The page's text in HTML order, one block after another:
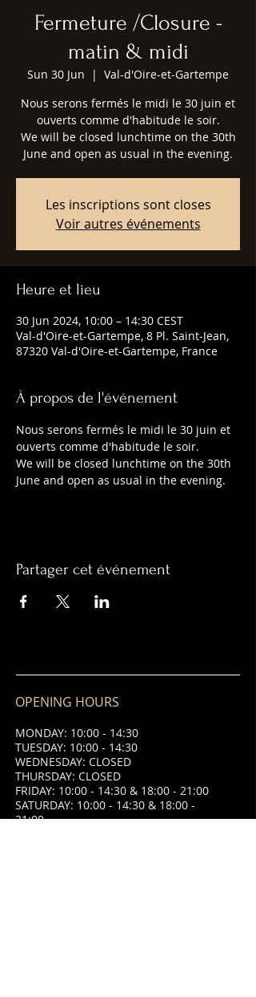
Fermeture /Closure -
matin & midi
Sun 30 Jun
  |
Val-d'Oire-et-Gartempe
Nous serons fermés le midi le 30 juin et
ouverts comme d'habitude le soir.
We will be closed lunchtime on the 30th
June and open as usual in the evening.
Les inscriptions sont closes
Voir autres événements
Heure et lieu
30 Jun 2024, 10:00 – 14:30 CEST
Val-d'Oire-et-Gartempe, 8 Pl. Saint-Jean,
87320 Val-d'Oire-et-Gartempe, France
À propos de l'événement
Nous serons fermés le midi le 30 juin et
ouverts comme d'habitude le soir.
We will be closed lunchtime on the 30th
June and open as usual in the evening.
Partager cet événement
OPENING HOURS
MONDAY: 10:00 - 14:30
TUESDAY: 10:00 - 14:30
WEDNESDAY: CLOSED
THURSDAY: CLOSED
FRIDAY: 10:00 - 14:30 & 18:00 - 21:00
SATURDAY: 10:00 - 14:30 & 18:00 -
21:00